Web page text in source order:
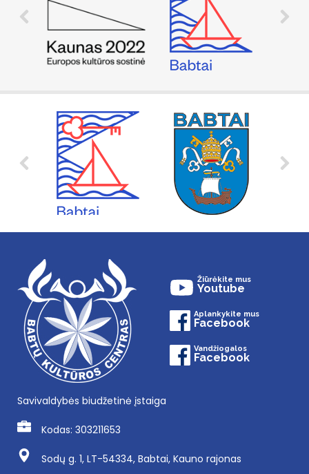
Žiūrėkite mus
Youtube
Aplankykite mus
Facebook
Vandžiogalos
Facebook
Savivaldybės biudžetinė įstaiga
Kodas: 303211653
Sodų g. 1, LT-54334, Babtai, Kauno rajonas